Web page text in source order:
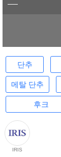
단추
메탈 단추
후크
IRIS